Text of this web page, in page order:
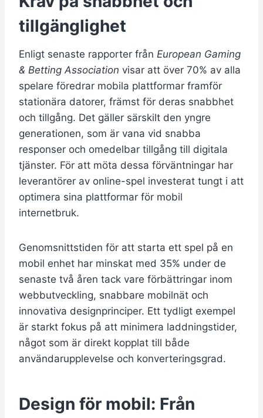
tillgänglighet
Enligt senaste rapporter från European Gaming
& Betting Association visar att över 70% av alla
spelare föredrar mobila plattformar framför
stationära datorer, främst för deras snabbhet
och tillgång. Det gäller särskilt den yngre
generationen, som är vana vid snabba
responser och omedelbar tillgång till digitala
tjänster. För att möta dessa förväntningar har
leverantörer av online-spel investerat tungt i att
optimera sina plattformar för mobil
internetbruk.
Genomsnittstiden för att starta ett spel på en
mobil enhet har minskat med 35% under de
senaste två åren tack vare förbättringar inom
webbutveckling, snabbare mobilnät och
innovativa designprinciper. Ett tydligt exempel
är starkt fokus på att minimera laddningstider,
något som är direkt kopplat till både
användarupplevelse och konverteringsgrad.
Design för mobil: Från